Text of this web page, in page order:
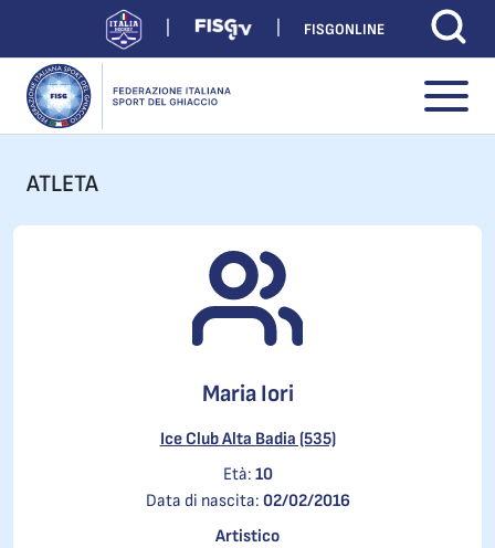
FISGONLINE
ATLETA
Maria Iori
Ice Club Alta Badia (535)
Età: 10
Data di nascita: 02/02/2016
Artistico